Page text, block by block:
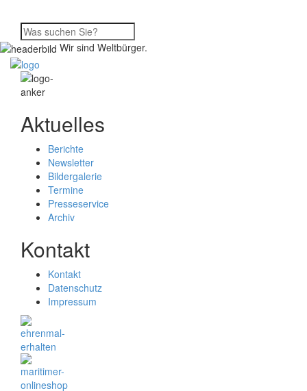
Wir sind Weltbürger.
Aktuelles
Berichte
Newsletter
Bildergalerie
Termine
Presseservice
Archiv
Kontakt
Kontakt
Datenschutz
Impressum